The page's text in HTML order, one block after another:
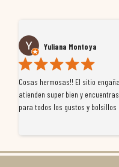
Yuliana Montoya
Cosas hermosas!! El sitio
atienden super bien y
para todos los gustos y bolsillos